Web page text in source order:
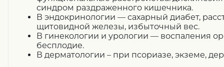
синдром раздраженного кишечника.
В эндокринологии — сахарный диабет,
щитовидной железы, избыточный вес.
В гинекологии и урологии — воспаления
бесплодие.
В дерматологии – при псориазе, экземе,